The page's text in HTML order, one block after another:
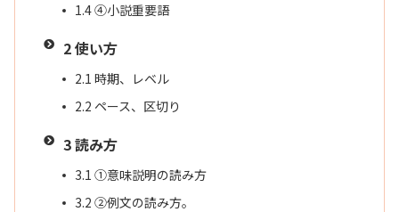
1.4④小説重要語
2使い方
2.1 時期、レベル
2.2 ペース、区切り
3読み方
3.1 ①意味説明の読み方
3.2 ②例文の読み方。